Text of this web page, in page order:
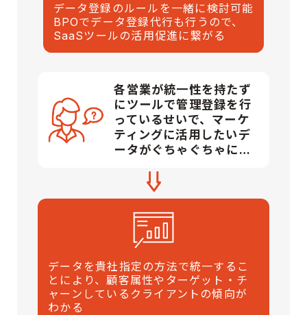
データ登録のルールを一緒に検討可能
BPOでデータ登録代行も行うので、
SaaSツールの活用促進に繋がる
各営業が統一性を持たず
にツールで管理登録を行
っているせいで、マーケ
ティングに活用したいデ
ータがぐちゃぐちゃに…
データを貴社指定の方法で統一するこ
とにより、顧客属性やターゲット・チ
ャーンしているクライアントの傾向が
わかる